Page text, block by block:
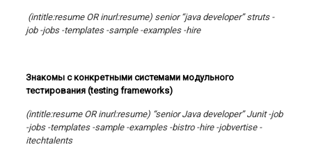
(intitle:resume OR inurl:resume) senior “java developer” struts -
job -jobs -templates -sample -examples -hire
Знакомы с конкретными системами модульного
тестирования (testing frameworks)
(intitle:resume OR inurl:resume) “senior Java developer” Junit -job
-jobs -templates -sample -examples -bistro -hire -jobvertise -
itechtalents